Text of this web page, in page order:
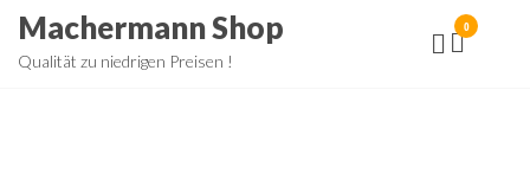
ZumMachermann Shop
Qualität zu niedrigen Preisen !
0